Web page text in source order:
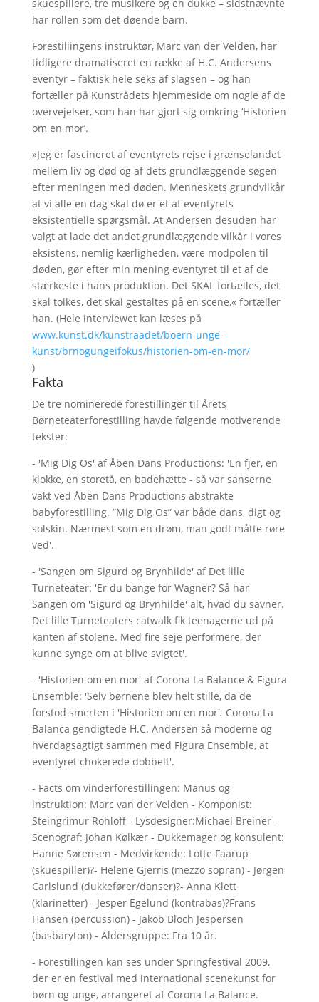
skuespillere, tre musikere og en dukke – sidstnævnte
har rollen som det døende barn.
Forestillingens instruktør, Marc van der Velden, har
tidligere dramatiseret en række af H.C. Andersens
eventyr – faktisk hele seks af slagsen – og han
fortæller på Kunstrådets hjemmeside om nogle af de
overvejelser, som han har gjort sig omkring ‘Historien
om en mor’.
»Jeg er fascineret af eventyrets rejse i grænselandet
mellem liv og død og af dets grundlæggende søgen
efter meningen med døden. Menneskets grundvilkår
at vi alle en dag skal dø er et af eventyrets
eksistentielle spørgsmål. At Andersen desuden har
valgt at lade det andet grundlæggende vilkår i vores
eksistens, nemlig kærligheden, være modpolen til
døden, gør efter min mening eventyret til et af de
stærkeste i hans produktion. Det SKAL fortælles, det
skal tolkes, det skal gestaltes på en scene,« fortæller
han. (Hele interviewet kan læses på
www.kunst.dk/kunstraadet/boern-unge-
kunst/brnogungeifokus/historien-om-en-mor/
)
Fakta
De tre nominerede forestillinger til Årets
Børneteaterforestilling havde følgende motiverende
tekster:
- 'Mig Dig Os' af Åben Dans Productions: 'En fjer, en
klokke, en storetå, en badehætte - så var sanserne
vakt ved Åben Dans Productions abstrakte
babyforestilling. ”Mig Dig Os” var både dans, digt og
solskin. Nærmest som en drøm, man godt måtte røre
ved'.
- 'Sangen om Sigurd og Brynhilde' af Det lille
Turneteater: 'Er du bange for Wagner? Så har
Sangen om 'Sigurd og Brynhilde' alt, hvad du savner.
Det lille Turneteaters catwalk fik teenagerne ud på
kanten af stolene. Med fire seje performere, der
kunne synge om at blive svigtet'.
- 'Historien om en mor' af Corona La Balance & Figura
Ensemble: 'Selv børnene blev helt stille, da de
forstod smerten i 'Historien om en mor'. Corona La
Balanca gendigtede H.C. Andersen så moderne og
hverdagsagtigt sammen med Figura Ensemble, at
eventyret chokerede dobbelt'.
- Facts om vinderforestillingen: Manus og
instruktion: Marc van der Velden - Komponist:
Steingrimur Rohloff - Lysdesigner:Michael Breiner -
Scenograf: Johan Kølkær - Dukkemager og konsulent:
Hanne Sørensen - Medvirkende: Lotte Faarup
(skuespiller)?- Helene Gjerris (mezzo sopran) - Jørgen
Carlslund (dukkefører/danser)?- Anna Klett
(klarinetter) - Jesper Egelund (kontrabas)?Frans
Hansen (percussion) - Jakob Bloch Jespersen
(basbaryton) - Aldersgruppe: Fra 10 år.
- Forestillingen kan ses under Springfestival 2009,
der er en festival med international scenekunst for
børn og unge, arrangeret af Corona La Balance.